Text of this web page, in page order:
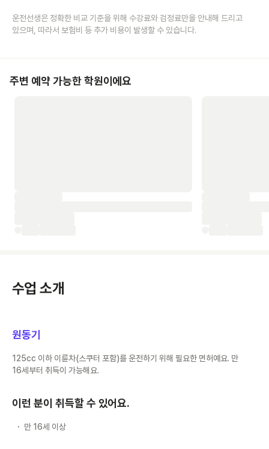
운전선생은 정확한 비교 기준을 위해 수강료와 검정료만을 안내해 드리고
있으며, 따라서 보험비 등 추가 비용이 발생할 수 있습니다.
주변 예약 가능한 학원이에요
수업 소개
원동기
125cc 이하 이륜차(스쿠터 포함)를 운전하기 위해 필요한 면허예요. 만
16세부터 취득이 가능해요.
이런 분이 취득할 수 있어요.
만 16세 이상